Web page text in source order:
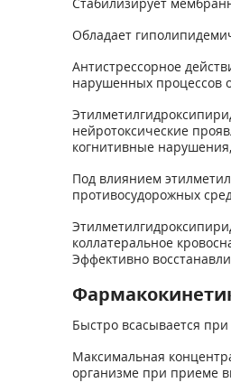
Обладает
Антистрессорное
нарушенных процессов
нейротоксические
когнитивные
Под влиянием
противосудорожных
коллатеральное
Эффективно
Быстро всасывается
Максимальная
организме при приеме